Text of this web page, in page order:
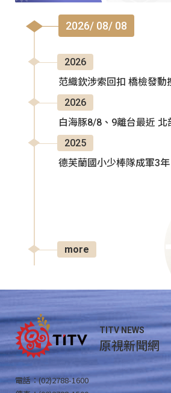
2026/ 08/ 08
2026
范織欽涉索回扣 橋檢發動
2026
白海豚8/8、9離台最近 北
2025
德芙蘭國小少棒隊成軍3
more
TITV NEWS
原視新聞網
電話：(02)2788-1600